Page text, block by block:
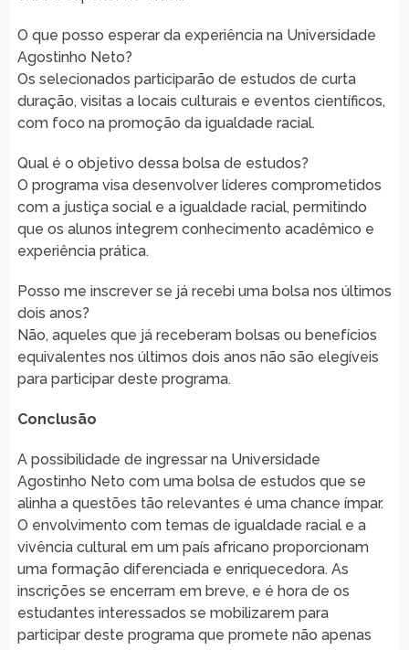
O que posso esperar da experiência na Universidade
Agostinho Neto?
Os selecionados participarão de estudos de curta
duração, visitas a locais culturais e eventos científicos,
com foco na promoção da igualdade racial.
Qual é o objetivo dessa bolsa de estudos?
O programa visa desenvolver líderes comprometidos
com a justiça social e a igualdade racial, permitindo
que os alunos integrem conhecimento acadêmico e
experiência prática.
Posso me inscrever se já recebi uma bolsa nos últimos
dois anos?
Não, aqueles que já receberam bolsas ou benefícios
equivalentes nos últimos dois anos não são elegíveis
para participar deste programa.
Conclusão
A possibilidade de ingressar na Universidade
Agostinho Neto com uma bolsa de estudos que se
alinha a questões tão relevantes é uma chance ímpar.
O envolvimento com temas de igualdade racial e a
vivência cultural em um país africano proporcionam
uma formação diferenciada e enriquecedora. As
inscrições se encerram em breve, e é hora de os
estudantes interessados se mobilizarem para
participar deste programa que promete não apenas